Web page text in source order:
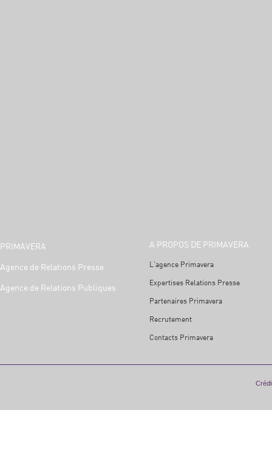
PRIMAVERA
Agence de Relations Presse
Agence de Relations Publiques
A PROPOS DE PRIMAVERA
L'agence Primavera
Expertises Relations Presse
Partenaires Primavera
Recrutement
Contacts Primavera